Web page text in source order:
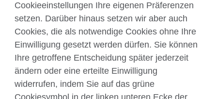
Kontakt
Facebook Twitter
YouTube
TikTok
Cookieeinstellungen Ihre eigenen Präferenzen
setzen. Darüber hinaus setzen wir aber auch
Cookies, die als notwendige Cookies ohne Ihre
Einwilligung gesetzt werden dürfen. Sie können
Ihre getroffene Entscheidung später jederzeit
ändern oder eine erteilte Einwilligung
widerrufen, indem Sie auf das grüne
Cookiesymbol in der linken unteren Ecke der